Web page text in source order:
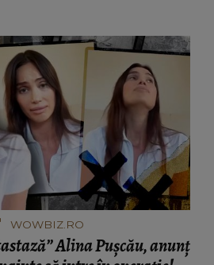
WOWBIZ.RO
Alina Pușcău, anunț